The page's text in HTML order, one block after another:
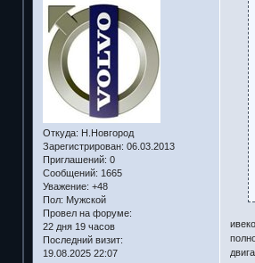
Откуда: Н.Новгород
Зарегистрирован: 06.03.2013
Приглашений: 0
Сообщений: 1665
Уважение: +48
Пол: Мужской
Провел на форуме:
22 дня 19 часов
Последний визит:
19.08.2025 22:07